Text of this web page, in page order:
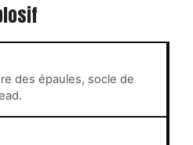
des épaules, socle de